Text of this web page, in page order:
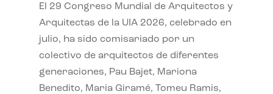
El 29 Congreso Mundial de Arquitectos y
Arquitectas de la UIA 2026, celebrado en
julio, ha sido comisariado por un
colectivo de arquitectos de diferentes
generaciones, Pau Bajet, Mariona
Benedito, Maria Giramé, Tomeu Ramis,